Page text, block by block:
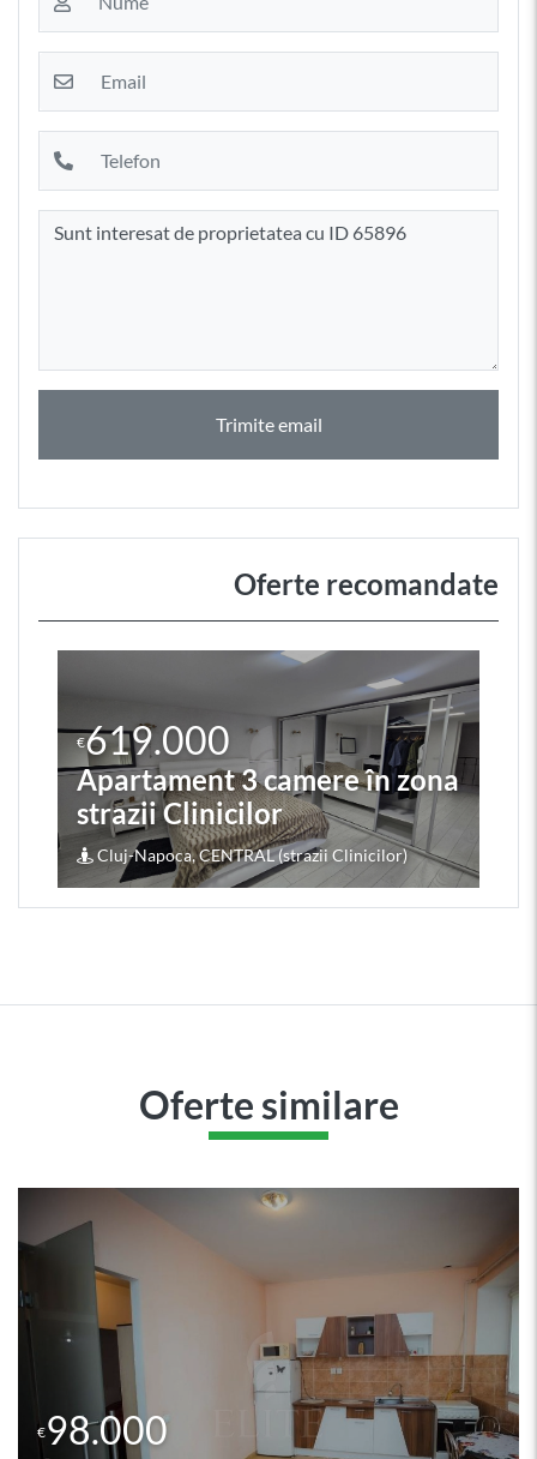
Trimite email
Oferte recomandate
€619.000
Apartament 3 camere în zona
strazii Clinicilor
Cluj-Napoca, CENTRAL (strazii Clinicilor)
Oferte similare
98.000